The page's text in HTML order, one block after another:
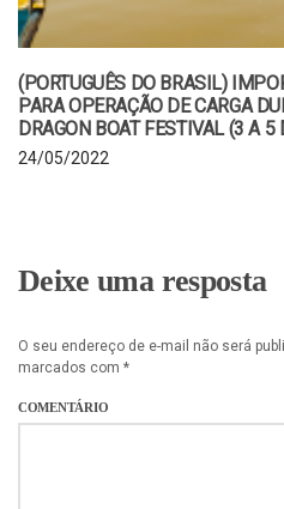
(PORTUGUÊS DO BRASIL)
PARA OPERAÇÃO DE CARGA
DRAGON BOAT FESTIVAL (3 A 5
24/05/2022
Deixe uma resposta
O seu endereço de e-mail não será
marcados com *
COMENTÁRIO